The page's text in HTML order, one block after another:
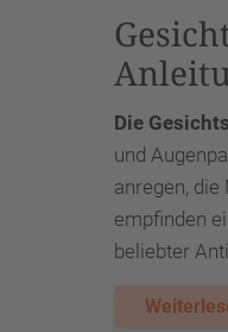
Die
und
anregen,
empfinden
beliebter